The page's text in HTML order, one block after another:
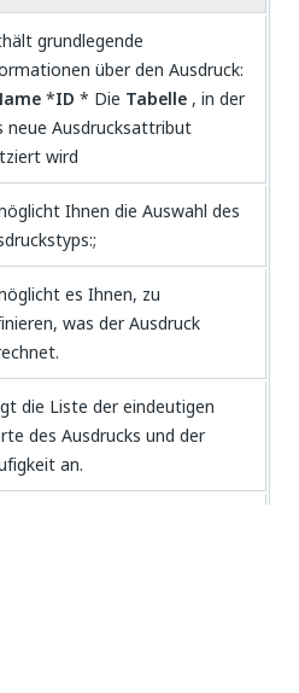
grundlegende
über den Ausdruck:
*ID * Die Tabelle , in der
neue Ausdrucksattribut
wird
Ihnen die Auswahl des
es Ihnen, zu
was der Ausdruck
die Liste der eindeutigen
des Ausdrucks und der
an.